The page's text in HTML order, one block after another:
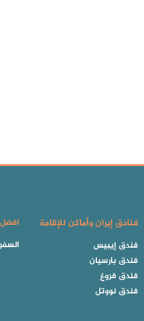
فنادق إيران وأماكن للإقامة
فندق إيبيس
فندق بارسيان
فندق فروغ
فندق نووتل
افضل